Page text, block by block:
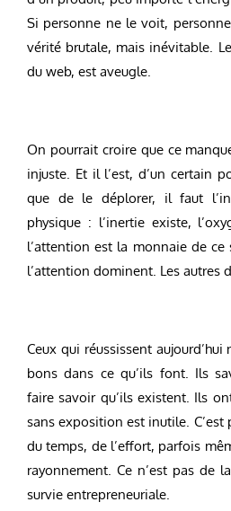
Si personne ne le voit, personne
vérité brutale, mais inévitable.
du web, est aveugle.
On pourrait croire que ce
injuste. Et il l’est, d’un certain
que de le déplorer, il faut
physique : l’inertie existe,
l’attention est la monnaie de ce
l’attention dominent. Les autres
Ceux qui réussissent
bons dans ce qu’ils font. Ils
faire savoir qu’ils existent. Ils
sans exposition est inutile.
du temps, de l’effort, parfois
rayonnement. Ce n’est pas de
survie entrepreneuriale.